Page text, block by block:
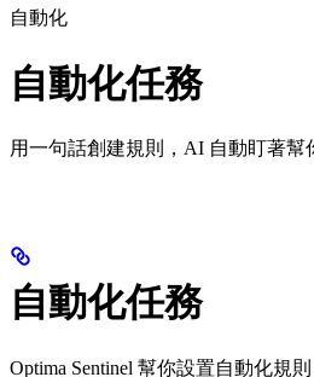
自動化
自動化任務
用一句話創建規則，AI 自動盯著幫
自動化任務
Optima Sentinel 幫你設置自動化規則